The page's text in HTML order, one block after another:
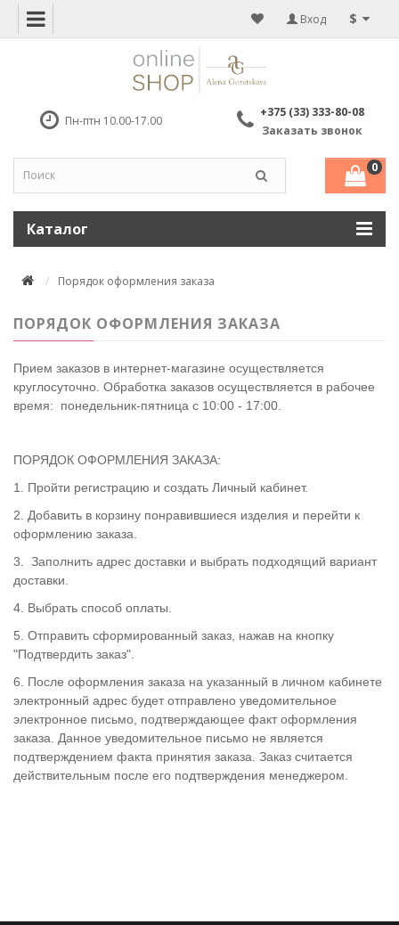
$
Вход
Пн-птн 10.00-17.00
+375 (33) 333-80-08
Заказать звонок
0
Каталог
Порядок оформления заказа
ПОРЯДОК ОФОРМЛЕНИЯ ЗАКАЗА
Прием заказов в интернет-магазине осуществляется
круглосуточно. Обработка заказов осуществляется в рабочее
время: понедельник-пятница с 10:00 - 17:00.
ПОРЯДОК ОФОРМЛЕНИЯ ЗАКАЗА:
1. Пройти регистрацию и создать Личный кабинет.
2. Добавить в корзину понравившиеся изделия и перейти к
оформлению заказа.
3. Заполнить адрес доставки и выбрать подходящий вариант
доставки.
4. Выбрать способ оплаты.
5. Отправить сформированный заказ, нажав на кнопку
"Подтвердить заказ".
6. После оформления заказа на указанный в личном кабинете
электронный адрес будет отправлено уведомительное
электронное письмо, подтверждающее факт оформления
заказа. Данное уведомительное письмо не является
подтверждением факта принятия заказа. Заказ считается
действительным после его подтверждения менеджером.